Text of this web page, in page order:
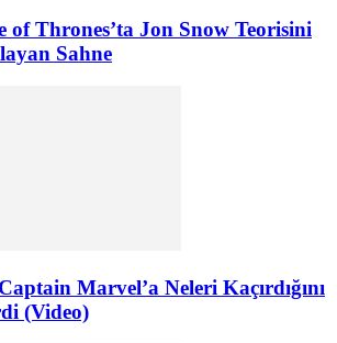
of Thrones’ta Jon Snow Teorisini
Sahne
Marvel’a Neleri Kaçırdığını
(Video)